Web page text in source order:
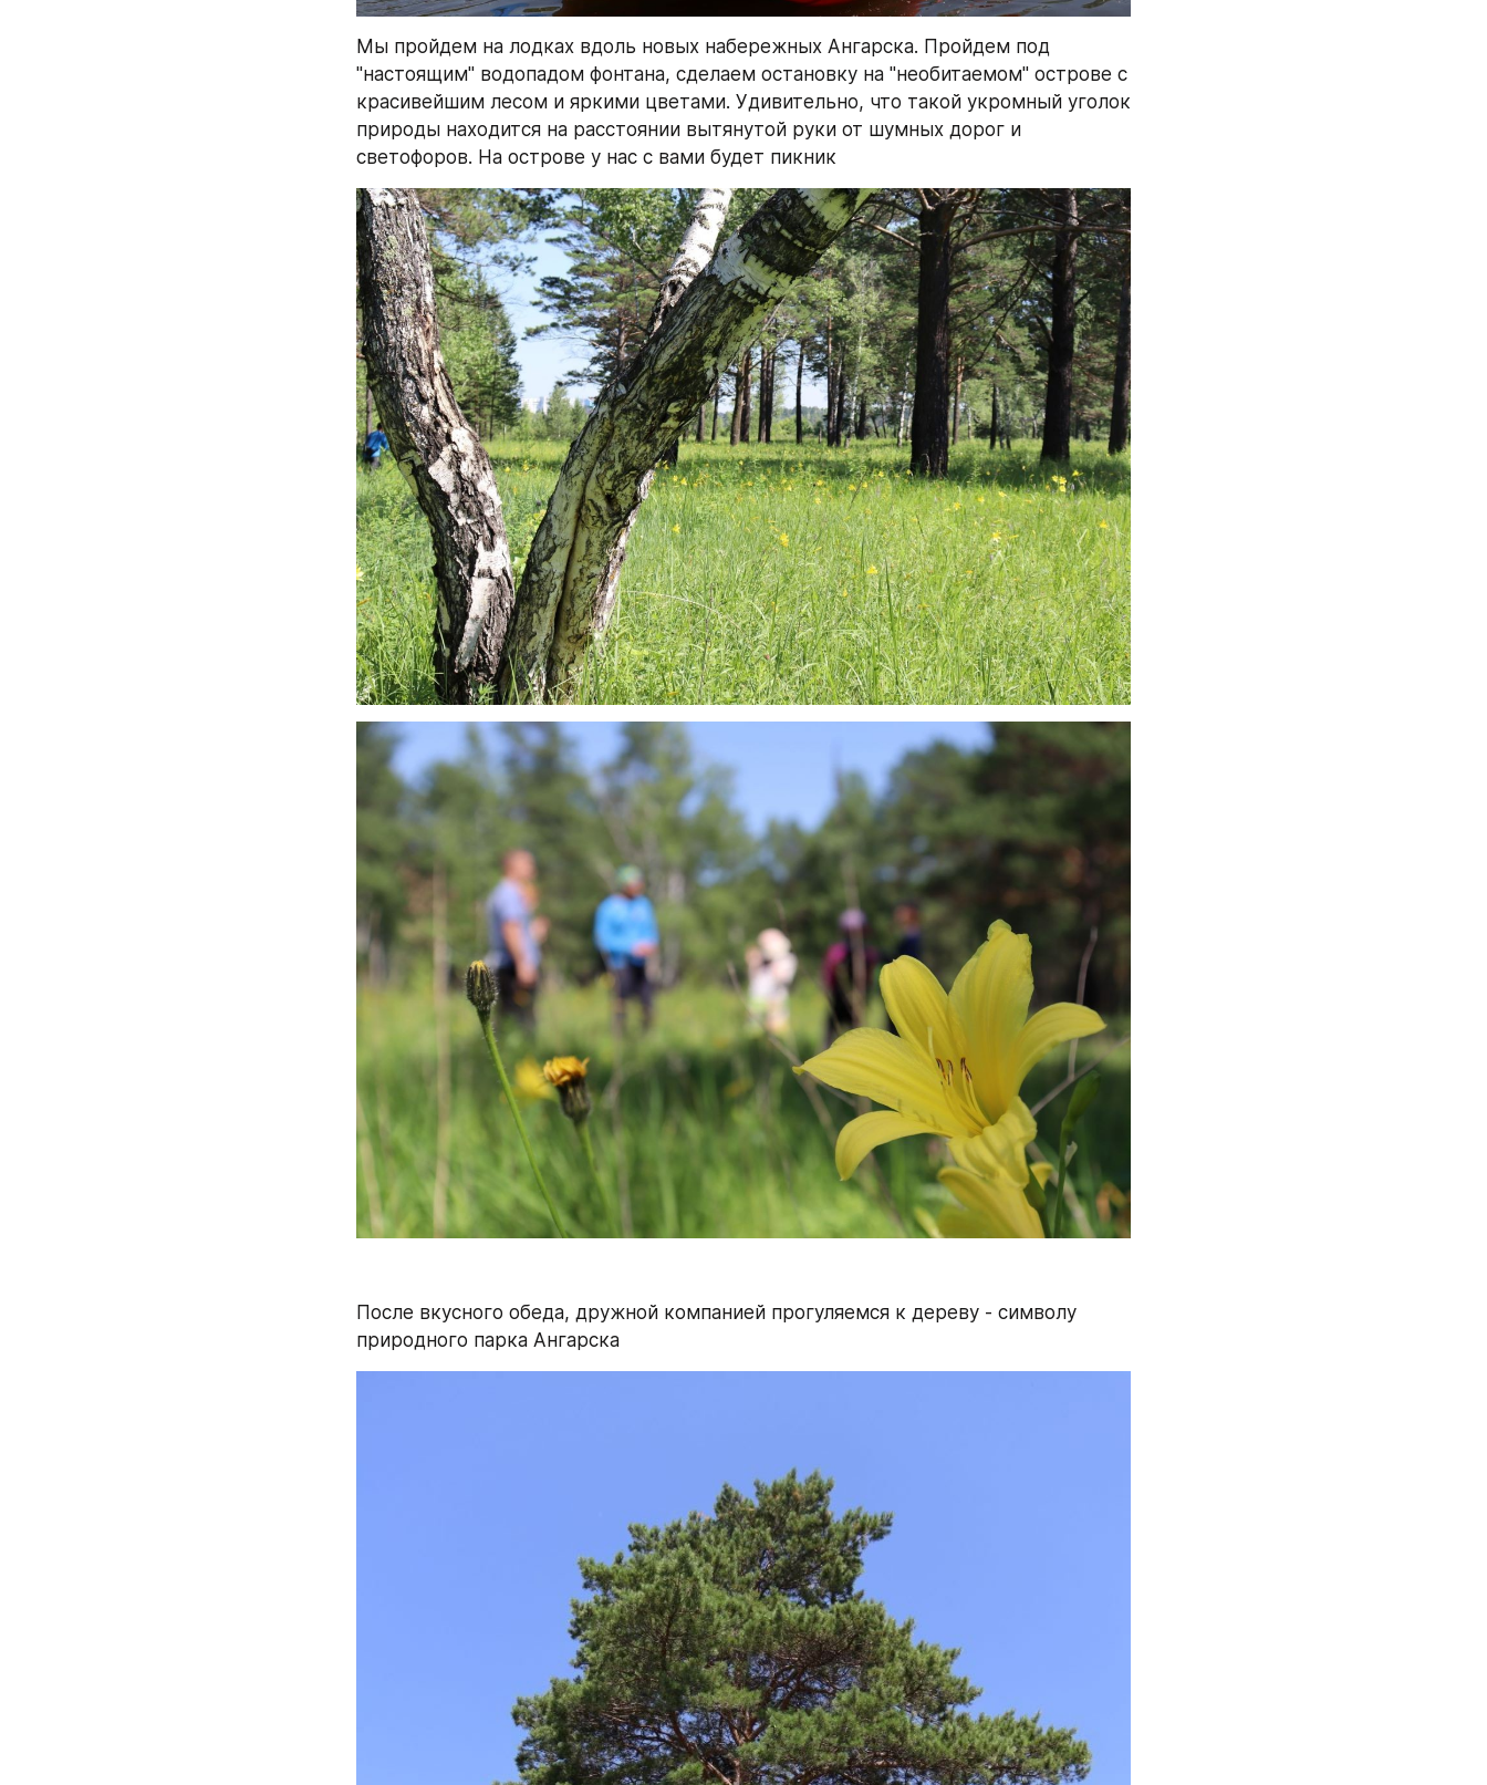
Мы пройдем на лодках вдоль новых набережных Ангарска. Пройдем под
"настоящим" водопадом фонтана, сделаем остановку на "необитаемом" острове с
красивейшим лесом и яркими цветами. Удивительно, что такой укромный уголок
природы находится на расстоянии вытянутой руки от шумных дорог и
светофоров. На острове у нас с вами будет пикник
После вкусного обеда, дружной компанией прогуляемся к дереву - символу
природного парка Ангарска